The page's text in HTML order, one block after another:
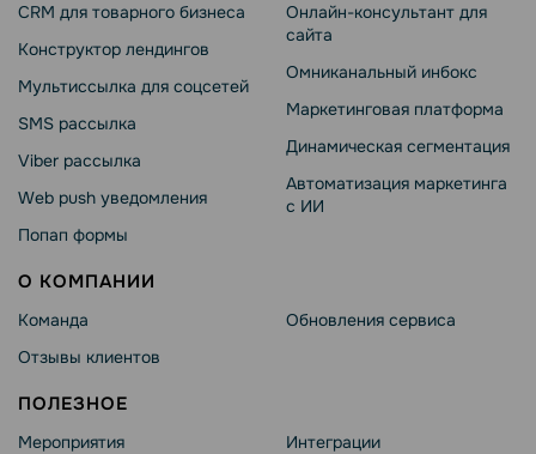
CRM для товарного бизнеса
Конструктор лендингов
Мультиссылка для соцсетей
SMS рассылка
Viber рассылка
Web push уведомления
Попап формы
Онлайн-консультант для
сайта
Омниканальный инбокс
Маркетинговая платформа
Динамическая сегментация
Автоматизация маркетинга
с ИИ
О КОМПАНИИ
Команда
Отзывы клиентов
Обновления сервиса
ПОЛЕЗНОЕ
Мероприятия
Интеграции